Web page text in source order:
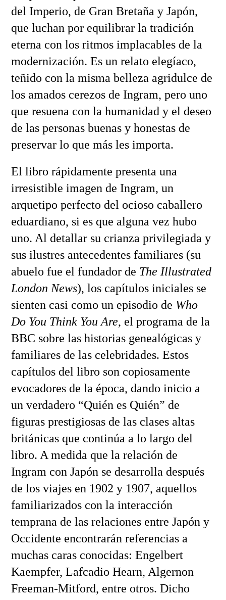
del Imperio, de Gran Bretaña y Japón,
que luchan por equilibrar la tradición
eterna con los ritmos implacables de la
modernización. Es un relato elegíaco,
teñido con la misma belleza agridulce de
los amados cerezos de Ingram, pero uno
que resuena con la humanidad y el deseo
de las personas buenas y honestas de
preservar lo que más les importa.
El libro rápidamente presenta una
irresistible imagen de Ingram, un
arquetipo perfecto del ocioso caballero
eduardiano, si es que alguna vez hubo
uno. Al detallar su crianza privilegiada y
sus ilustres antecedentes familiares (su
abuelo fue el fundador de The Illustrated
London News), los capítulos iniciales se
sienten casi como un episodio de Who
Do You Think You Are, el programa de la
BBC sobre las historias genealógicas y
familiares de las celebridades. Estos
capítulos del libro son copiosamente
evocadores de la época, dando inicio a
un verdadero “Quién es Quién” de
figuras prestigiosas de las clases altas
británicas que continúa a lo largo del
libro. A medida que la relación de
Ingram con Japón se desarrolla después
de los viajes en 1902 y 1907, aquellos
familiarizados con la interacción
temprana de las relaciones entre Japón y
Occidente encontrarán referencias a
muchas caras conocidas: Engelbert
Kaempfer, Lafcadio Hearn, Algernon
Freeman-Mitford, entre otros. Dicho